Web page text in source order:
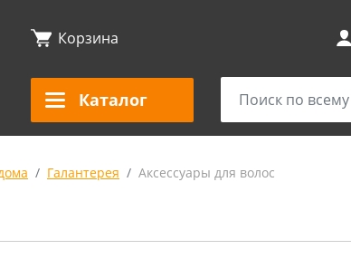
Корзина
Каталог
Галантерея Аксессуары для волос